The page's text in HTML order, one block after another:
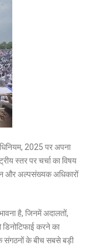
2025 पर अपना
स्तर पर चर्चा का विषय
और अल्पसंख्यक अधिकारों
है, जिनमें अदालतों,
डिनोटिफाई करने का
संगठनों के बीच सबसे बड़ी